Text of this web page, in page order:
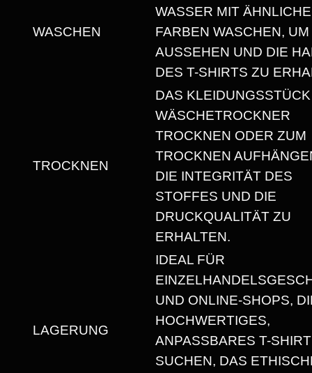
M
WASCHEN
WASSER MIT
FARBEN WASCHEN,
AUSSEHEN UND DIE
DES T-SHIRTS ZU
TROCKNEN
DAS
WÄSCHETROCKNER
TROCKNEN ODER ZUM
TROCKNEN
DIE INTEGRITÄT DES
STOFFES UND DIE
DRUCKQUALITÄT ZU
ERHALTEN.
LAGERUNG
IDEAL FÜR
UND ONLINE-SHOPS,
HOCHWERTIGES,
ANPASSBARES T-SHIRT
SUCHEN, DAS